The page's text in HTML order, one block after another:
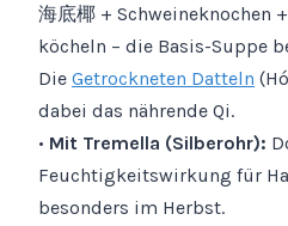
海底椰 + Schweineknochen
köcheln – die Basis-Suppe
Die Getrockneten Datteln
dabei das nährende Qi.
• Mit Tremella (Silberohr):
Feuchtigkeitswirkung für
besonders im Herbst.